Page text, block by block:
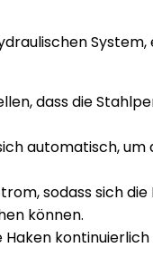
System,
dass die
automatisch, um
sodass sich
können.